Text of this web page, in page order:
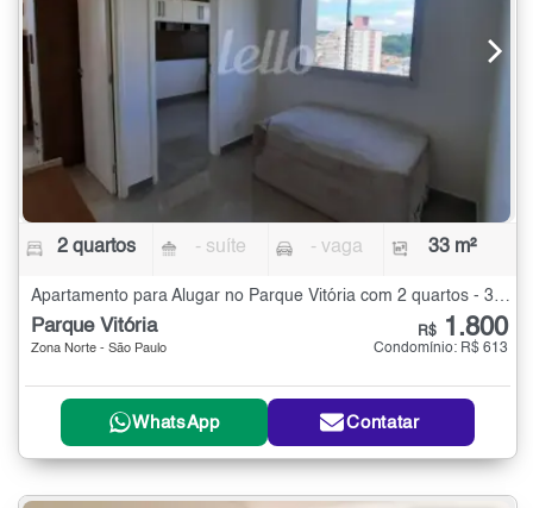
2 quartos - suíte - vaga 33 m²
Apartamento para Alugar no Parque Vitória com 2 quartos - 33 m²
Parque Vitória
Zona Norte - São Paulo
R$ 1.800
Condomínio: R$ 613
WhatsApp Contatar